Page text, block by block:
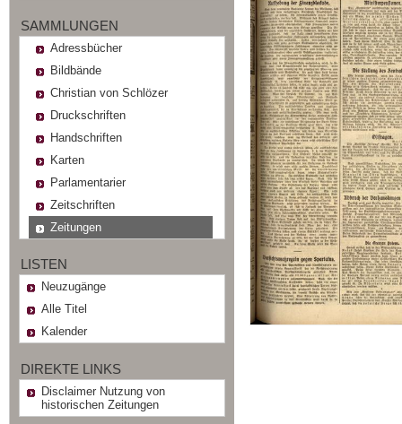
SAMMLUNGEN
Adressbücher
Bildbände
Christian von Schlözer
Druckschriften
Handschriften
Karten
Parlamentarier
Zeitschriften
Zeitungen
LISTEN
Neuzugänge
Alle Titel
Kalender
DIREKTE LINKS
Disclaimer Nutzung von
historischen Zeitungen